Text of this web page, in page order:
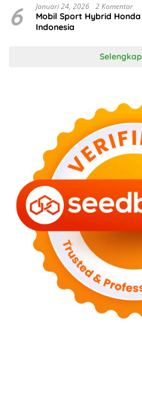
6 Januari 24, 2026 2 Komentar
Mobil Sport Hybrid
Indonesia